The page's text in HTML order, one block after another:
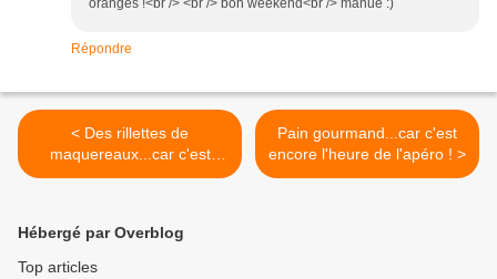
oranges !<br /> <br /> bon weekend<br /> manue :)
Répondre
< Des rillettes de
maquereaux...car c'est
bientôt l'heure de l'apéro !
Pain gourmand...car c'est
encore l'heure de l'apéro ! >
Hébergé par Overblog
Top articles